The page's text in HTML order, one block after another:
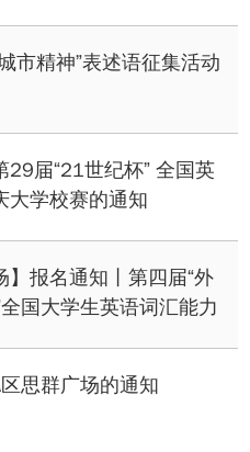
市精神”表述语征集活动
29届“21世纪杯” 全国英
大学校赛的通知
】报名通知丨第四届“外
国大学生英语词汇能力
思群广场的通知